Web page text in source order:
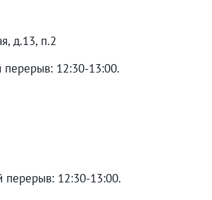
д.13, п.2
12:30-13:00.
перерыв: 12:30-13:00.